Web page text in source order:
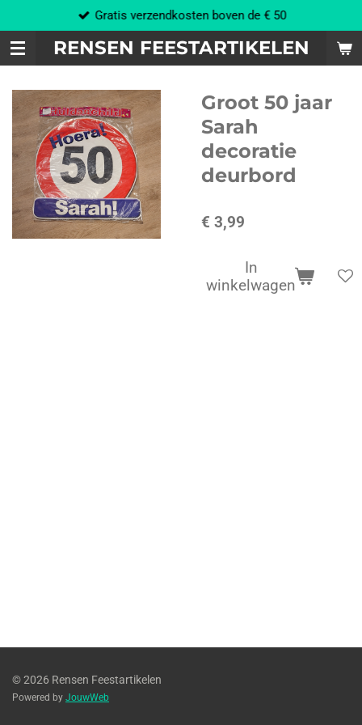
direct
naar
de
hoofdinhoud
RENSEN FEESTARTIKELEN
Gratis verzendkosten boven de € 50
Groot 50 jaar
Sarah
decoratie
deurbord
€ 3,99
In
winkelwagen
© 2026 Rensen Feestartikelen
Powered by JouwWeb